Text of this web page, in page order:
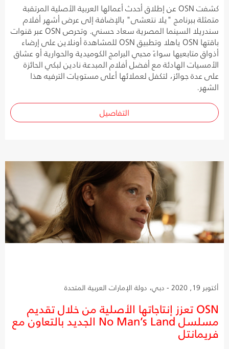
كشفت OSN عن إطلاق أحدث أعمالها العربية الأصلية المرتقبة
متمثلة ببرنامج "يلا نتعشى" بالإضافة إلى عرض أشهر أفلام
سندريلا السينما المصرية سعاد حسني. وتحرص OSN عبر قنوات
باقتها OSN ياهلا وتطبيق OSN للمشاهدة أونلاين على إرضاء
أذواق متابعيها سواءً محبي البرامج الكوميدية والحوارية أو عشاق
الأمسيات الهادئة مع أفضل أفلام المبدعة نادين لبكي الحائزة
على عدة جوائز، لتكفل لعملائها أعلى مستويات الترفيه هذا
الشهر.
التفاصيل
أكتوبر 19, 2020 - دبي، دولة الإمارات العربية المتحدة
OSN تعزز إنتاجاتها الأصلية من خلال تقديم
مسلسل No Man’s Land الجديد بالتعاون مع
فريمانتل